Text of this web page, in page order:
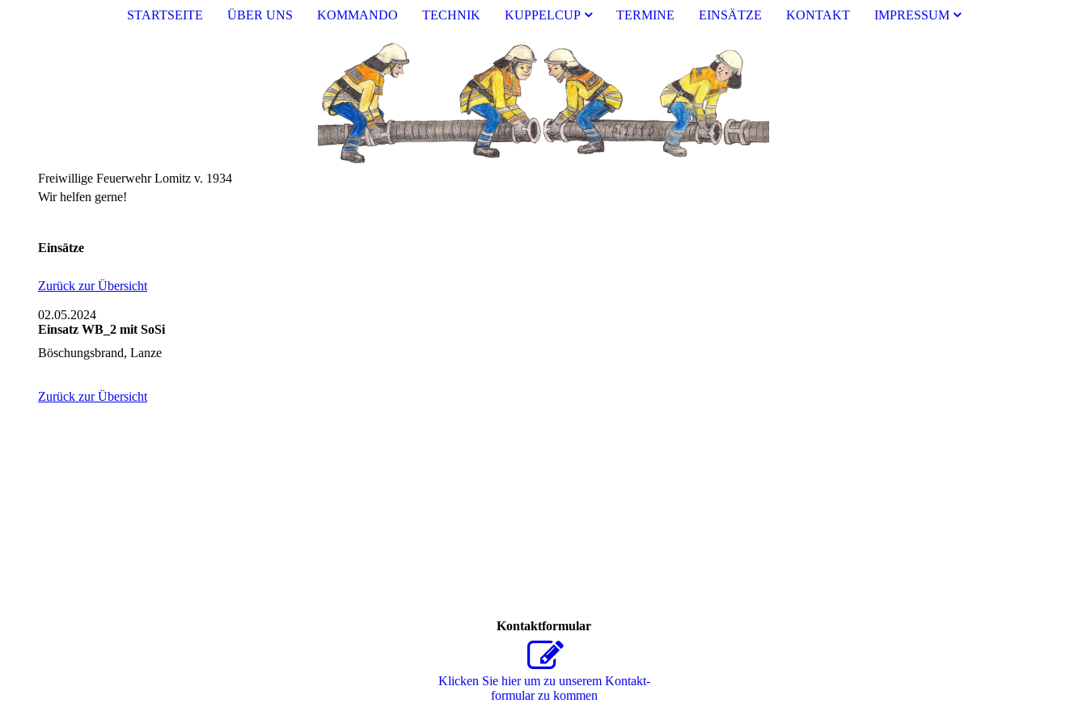
STARTSEITE ÜBER UNS KOMMANDO TECHNIK KUPPELCUP TERMINE EINSÄTZE KONTAKT IMPRESSUM
Freiwillige Feuerwehr Lomitz v. 1934
Wir helfen gerne!
Einsätze
Zurück zur Übersicht
02.05.2024
Einsatz WB_2 mit SoSi
Böschungsbrand, Lanze
Zurück zur Übersicht
Kontaktformular
Klicken Sie hier um zu unserem Kon­takt­
for­mu­lar zu kommen